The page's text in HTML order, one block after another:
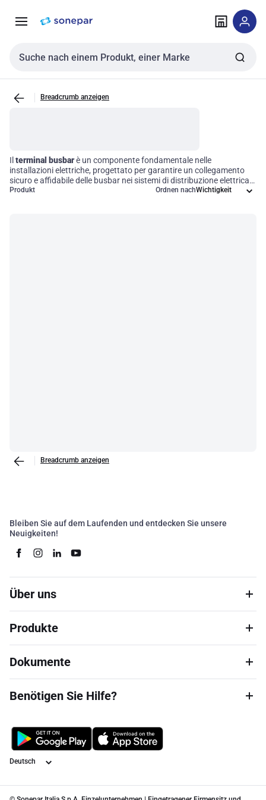
NavigationInhalt
Sucheingabe
Breadcrumb anzeigen
Il terminal busbarè un componente fondamentale nelle
installazioni elettriche, progettato per garantire un collegamento
sicuro e affidabile delle busbar nei sistemi di distribuzione elettrica.
Grazie alla sua capacità di ottimizzare la distribuzione dell'energia
Produkt Ordnen nach
Breadcrumb anzeigen
Bleiben Sie auf dem Laufenden und entdecken Sie unsere
Neuigkeiten!
Über uns
Produkte
Dokumente
Benötigen Sie Hilfe?
Sprache